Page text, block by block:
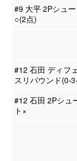
#9 大平 2Pシュー
○(2点)
#12 石田 ディフ
スリバウンド(0-
#12 石田 2Pシュ
ト×